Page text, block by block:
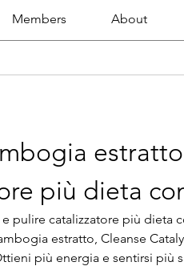
Members About
più dieta
pulire catalizzatore più dieta
estratto, Cleanse
più energia e sentirsi più